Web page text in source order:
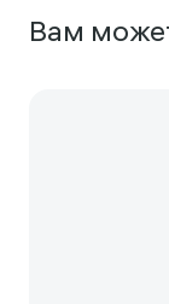
Вам